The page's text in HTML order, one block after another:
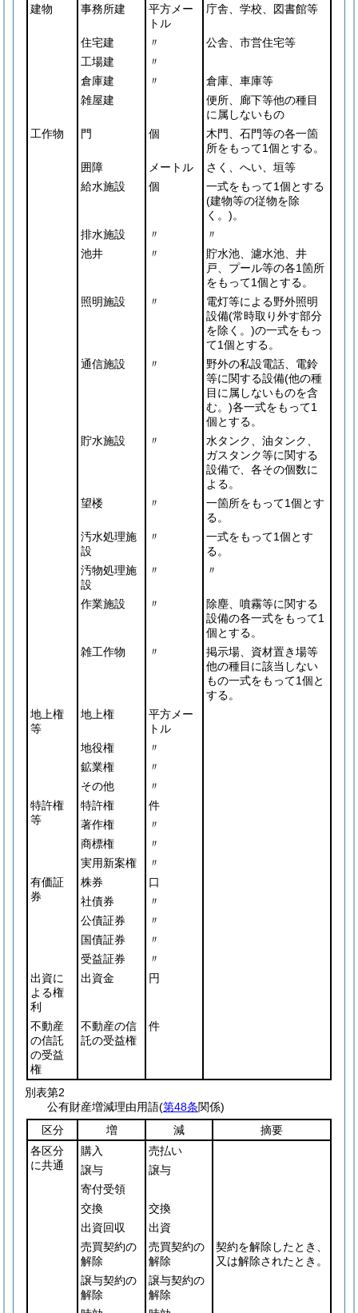
建物 事務所建
平方メー
トル
庁舎、学校、図書館等
住宅建 〃
公舎、市営住宅等
工場建
〃
倉庫建
〃
倉庫、車庫等
雑屋建
便所、廊下等他の種目
に属しないもの
工作物
門 個
木門、石門等の各一箇
所をもって1個とする。
囲障
メートル
さく、へい、垣等
給水施設
個
一式をもって1個とする
(建物等の従物を除
く。)。
排水施設
〃
〃
池井
〃
貯水池、濾水池、井
戸、プール等の各1箇所
をもって1個とする。
照明施設
〃
電灯等による野外照明
設備(常時取り外す部分
を除く。)の一式をもっ
て1個とする。
通信施設
〃
野外の私設電話、電鈴
等に関する設備(他の種
目に属しないものを含
む。)各一式をもって1
個とする。
貯水施設
〃
水タンク、油タンク、
ガスタンク等に関する
設備で、各その個数に
よる。
望楼
〃
一箇所をもって1個とす
る。
汚水処理施
設
〃
一式をもって1個とす
る。
汚物処理施
設
〃 〃
作業施設 〃
除塵、噴霧等に関する
設備の各一式をもって1
個とする。
雑工作物
〃
掲示場、資材置き場等
他の種目に該当しない
もの一式をもって1個と
する。
地上権
等
地上権
平方メー
トル
地役権
〃
鉱業権
〃
その他
〃
特許権
等
特許権
件
著作権
〃
商標権
〃
実用新案権
〃
有価証
券
株券
口
社債券
〃
公債証券
〃
国債証券
〃
受益証券
〃
出資に
よる権
利
出資金 円
不動産
の信託
の受益
権
不動産の信
託の受益権
件
別表第2
公有財産増減理由用語(第48条関係)
区分
増 減
摘要
各区分
に共通
購入
売払い
譲与
譲与
寄付受領
交換
交換
出資回収
出資
売買契約の
解除
売買契約の
解除
契約を解除したとき、
又は解除されたとき。
譲与契約の
解除
譲与契約の
解除